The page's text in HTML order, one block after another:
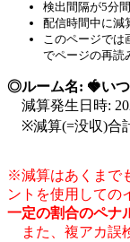
検出間隔が5分
配信時間中に減
このページでは
でページの再読
◎ルーム名: 🍓い
減算発生日時:
※減算(=没収)合
※減算はあくまで
ントを使用しての
一定の割合のペナ
また、複アカ誤